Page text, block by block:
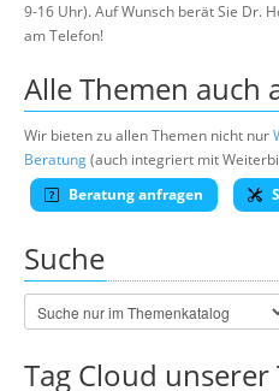
9-16 Uhr). Auf Wunsch berät Sie Dr.
am Telefon!
Alle Themen auch
Wir bieten zu allen Themen nicht nur
Beratung(auch integriert mit
Beratung anfragen
Suche
Tag Cloud unserer